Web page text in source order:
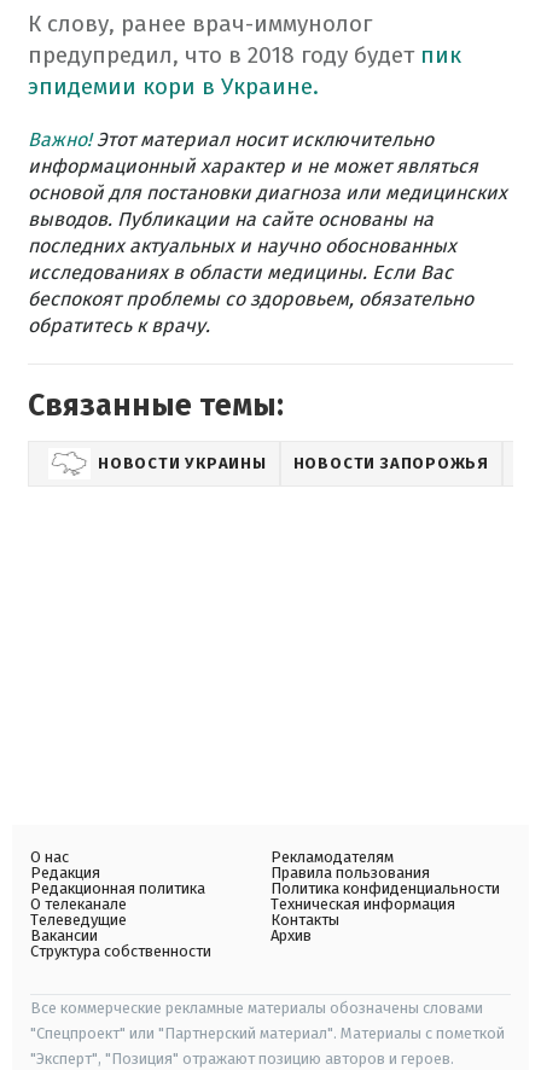
К слову, ранее врач-иммунолог
предупредил, что в 2018 году будетпик
эпидемии кори в Украине.
Важно!Этот материал носит исключительно
информационный характер и не может являться
основой для постановки диагноза или медицинских
выводов. Публикации на сайте основаны на
последних актуальных и научно обоснованных
исследованиях в области медицины. Если Вас
беспокоят проблемы со здоровьем, обязательно
обратитесь к врачу.
Связанные темы:
НОВОСТИ УКРАИНЫ НОВОСТИ ЗАПОРОЖЬЯ
О нас
Редакция
Редакционная политика
О телеканале
Телеведущие
Вакансии
Структура собственности
Рекламодателям
Правила пользования
Политика конфиденциальности
Техническая информация
Контакты
Архив
Все коммерческие рекламные материалы обозначены словами
"Спецпроект" или "Партнерский материал". Материалы с пометкой
"Эксперт", "Позиция" отражают позицию авторов и героев.